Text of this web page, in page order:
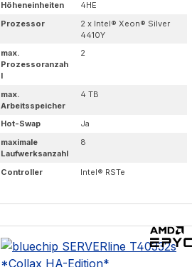
Höheneinheiten
4HE
Prozessor
2 x Intel® Xeon® Silver
4410Y
max.
Prozessoranzah
l
2
max.
Arbeitsspeicher
4 TB
Hot-Swap
Ja
maximale
Laufwerksanzahl
8
Controller Intel® RSTe